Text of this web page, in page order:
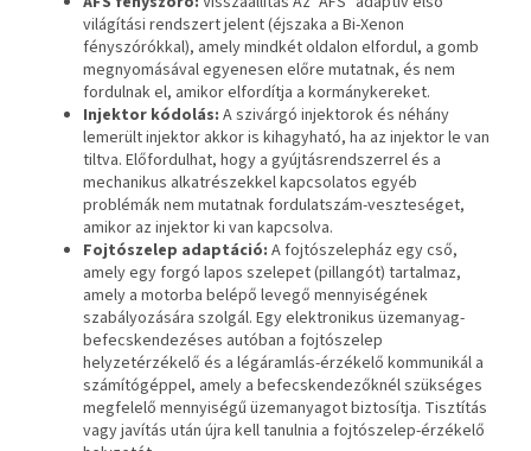
világítási rendszert jelent (éjszaka a Bi-Xenon
fényszórókkal), amely mindkét oldalon elfordul, a gomb
megnyomásával egyenesen előre mutatnak, és nem
fordulnak el, amikor elfordítja a kormánykereket.
Injektor kódolás: A szivárgó injektorok és néhány
lemerült injektor akkor is kihagyható, ha az injektor le van
tiltva. Előfordulhat, hogy a gyújtásrendszerrel és a
mechanikus alkatrészekkel kapcsolatos egyéb
problémák nem mutatnak fordulatszám-veszteséget,
amikor az injektor ki van kapcsolva.
Fojtószelep adaptáció: A fojtószelepház egy cső,
amely egy forgó lapos szelepet (pillangót) tartalmaz,
amely a motorba belépő levegő mennyiségének
szabályozására szolgál. Egy elektronikus üzemanyag-
befecskendezéses autóban a fojtószelep
helyzetérzékelő és a légáramlás-érzékelő kommunikál a
számítógéppel, amely a befecskendezőknél szükséges
megfelelő mennyiségű üzemanyagot biztosítja. Tisztítás
vagy javítás után újra kell tanulnia a fojtószelep-érzékelő